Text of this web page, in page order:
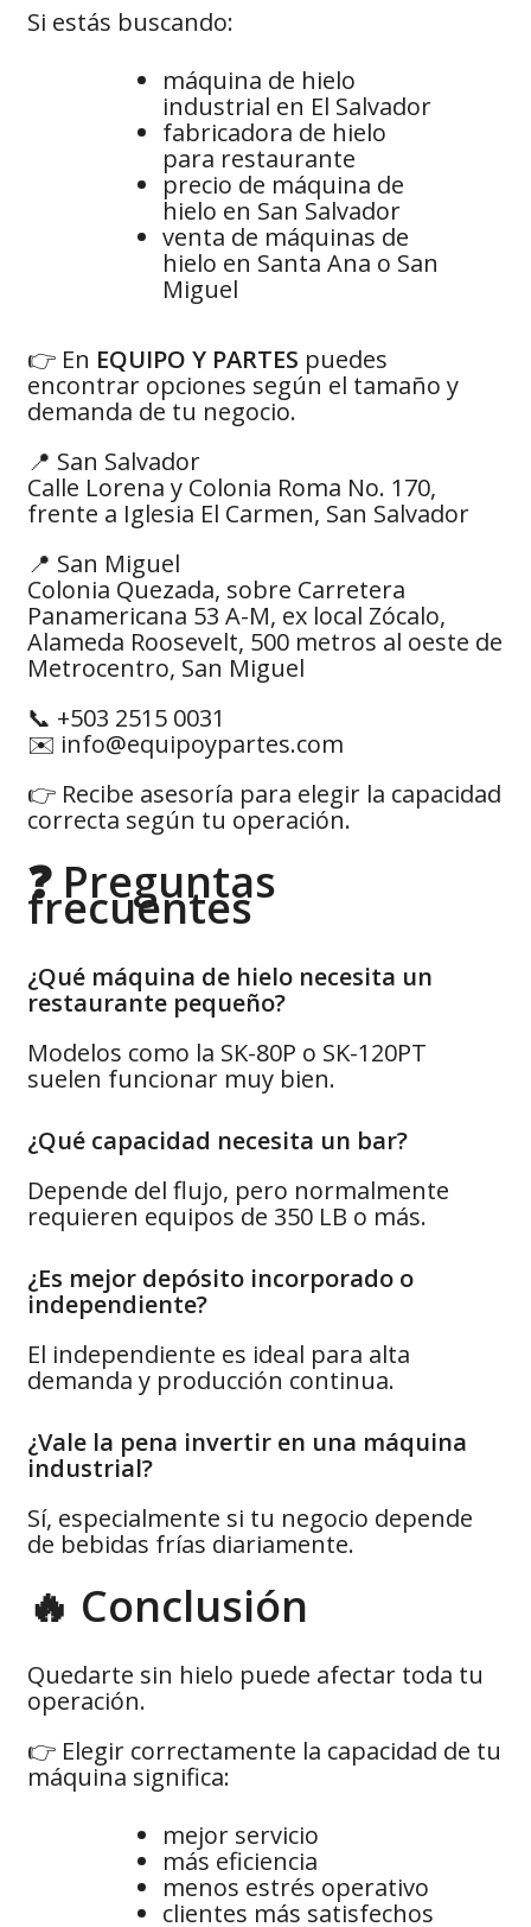
Si estás buscando:
máquina de hielo
industrial en El Salvador
fabricadora de hielo
para restaurante
precio de máquina de
hielo en San Salvador
venta de máquinas de
hielo en Santa Ana o San
Miguel
👉 En EQUIPO Y PARTES puedes
encontrar opciones según el tamaño y
demanda de tu negocio.
📍 San Salvador
Calle Lorena y Colonia Roma No. 170,
frente a Iglesia El Carmen, San Salvador
📍 San Miguel
Colonia Quezada, sobre Carretera
Panamericana 53 A-M, ex local Zócalo,
Alameda Roosevelt, 500 metros al oeste de
Metrocentro, San Miguel
📞 +503 2515 0031
✉️ info@equipoypartes.com
👉 Recibe asesoría para elegir la capacidad
correcta según tu operación.
❓ Preguntas
frecuentes
¿Qué máquina de hielo necesita un
restaurante pequeño?
Modelos como la SK-80P o SK-120PT
suelen funcionar muy bien.
¿Qué capacidad necesita un bar?
Depende del flujo, pero normalmente
requieren equipos de 350 LB o más.
¿Es mejor depósito incorporado o
independiente?
El independiente es ideal para alta
demanda y producción continua.
¿Vale la pena invertir en una máquina
industrial?
Sí, especialmente si tu negocio depende
de bebidas frías diariamente.
🔥 Conclusión
Quedarte sin hielo puede afectar toda tu
operación.
👉 Elegir correctamente la capacidad de tu
máquina significa:
mejor servicio
más eficiencia
menos estrés operativo
clientes más satisfechos